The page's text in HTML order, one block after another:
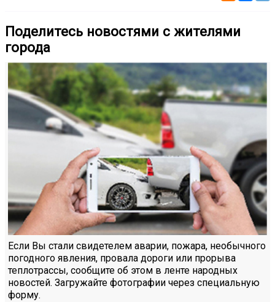
Поделитесь новостями с жителями
города
Если Вы стали свидетелем аварии, пожара, необычного
погодного явления, провала дороги или прорыва
теплотрассы, сообщите об этом в ленте народных
новостей. Загружайте фотографии через специальную
форму.